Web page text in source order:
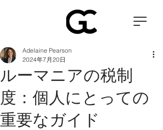
ルーマニアの税制
度：個人にとっての
重要なガイド
Adelaine Pearson
2024年7月20日